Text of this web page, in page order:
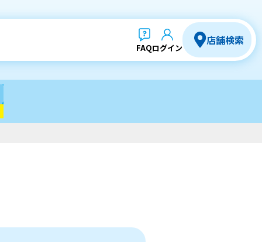
FAQログイン
店舗検索